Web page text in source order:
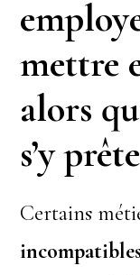
mettre
alors
s’y
Certains